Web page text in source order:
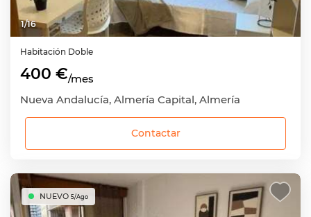
1/16
Habitación Doble
400 €/mes
Nueva Andalucía, Almería Capital, Almería
Contactar
NUEVO 5/Ago